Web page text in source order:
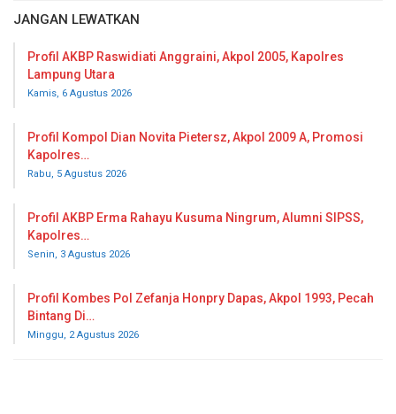
JANGAN LEWATKAN
Profil AKBP Raswidiati Anggraini, Akpol 2005, Kapolres
Lampung Utara
Kamis, 6 Agustus 2026
Profil Kompol Dian Novita Pietersz, Akpol 2009 A, Promosi
Kapolres…
Rabu, 5 Agustus 2026
Profil AKBP Erma Rahayu Kusuma Ningrum, Alumni SIPSS,
Kapolres…
Senin, 3 Agustus 2026
Profil Kombes Pol Zefanja Honpry Dapas, Akpol 1993, Pecah
Bintang Di…
Minggu, 2 Agustus 2026